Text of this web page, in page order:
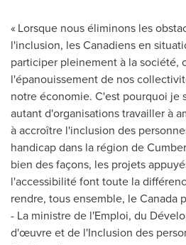
« Lorsque nous éliminons les
l'inclusion, les Canadiens en
participer pleinement à la société,
l'épanouissement de nos
notre économie. C'est pourquoi je
autant d'organisations travailler à
à accroître l'inclusion des
handicap dans la région de
bien des façons, les projets
l'accessibilité font toute la
rendre, tous ensemble, leCanada
- La ministre de l'Emploi, du
d'œuvre et de l'Inclusion des